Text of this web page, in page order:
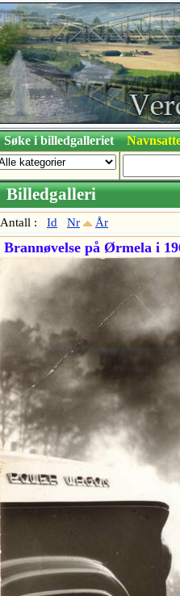
Søke i billedgalleriet
Billedgalleri
Antall : Id Nr År
Brannøvelse på Ørmela i